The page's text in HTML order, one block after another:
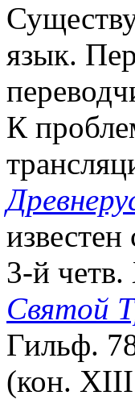
язык.
К
3-й
Святой
Гильф.
(кон.